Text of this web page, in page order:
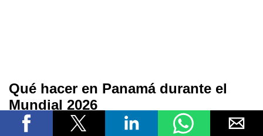
Qué hacer en Panamá durante el
Mundial 2026